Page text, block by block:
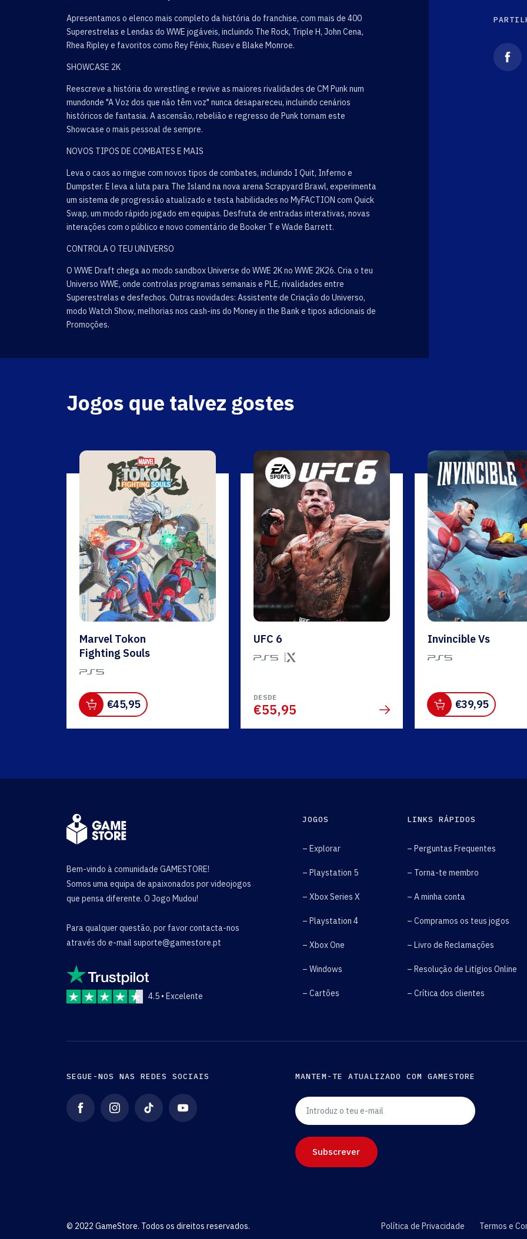
Apresentamos o elenco mais completo da história do franchise, com mais de 400
Superestrelas e Lendas do WWE jogáveis, incluindo The Rock, Triple H, John Cena,
Rhea Ripley e favoritos como Rey Fénix, Rusev e Blake Monroe.
SHOWCASE 2K
Reescreve a história do wrestling e revive as maiores rivalidades de CM Punk num
mundonde "A Voz dos que não têm voz" nunca desapareceu, incluindo cenários
históricos de fantasia. A ascensão, rebelião e regresso de Punk tornam este
Showcase o mais pessoal de sempre.
NOVOS TIPOS DE COMBATES E MAIS
Leva o caos ao ringue com novos tipos de combates, incluindo I Quit, Inferno e
Dumpster. E leva a luta para The Island na nova arena Scrapyard Brawl, experimenta
um sistema de progressão atualizado e testa habilidades no MyFACTION com Quick
Swap, um modo rápido jogado em equipas. Desfruta de entradas interativas, novas
interações com o público e novo comentário de Booker T e Wade Barrett.
CONTROLA O TEU UNIVERSO
O WWE Draft chega ao modo sandbox Universe do WWE 2K no WWE 2K26. Cria o teu
Universo WWE, onde controlas programas semanais e PLE, rivalidades entre
Superestrelas e desfechos. Outras novidades: Assistente de Criação do Universo,
modo Watch Show, melhorias nos cash-ins do Money in the Bank e tipos adicionais de
Promoções.
Jogos que talvez gostes
Marvel Tokon
Fighting Souls
€45,95
UFC 6
DESDE
€55,95
Invincible Vs
€39,95
Bem-vindo à comunidade GAMESTORE!
Somos uma equipa de apaixonados por videojogos
que pensa diferente. O Jogo Mudou!
Para qualquer questão, por favor contacta-nos
através do e-mail suporte@gamestore.pt
4.5 • Excelente
JOGOS
– Explorar
– Playstation 5
– Xbox Series X
– Playstation 4
– Xbox One
– Windows
– Cartões
LINKS RÁPIDOS
– Perguntas Frequentes
– Torna-te membro
– A minha conta
– Compramos os teus jogos
– Livro de Reclamações
– Resolução de Litígios Online
– Crítica dos clientes
SEGUE-NOS NAS REDES SOCIAIS MANTEM-TE ATUALIZADO COM GAMESTORE
Introduz o teu e-mail
Subscrever
© 2022 GameStore. Todos os direitos reservados. Política de Privacidade Termos e